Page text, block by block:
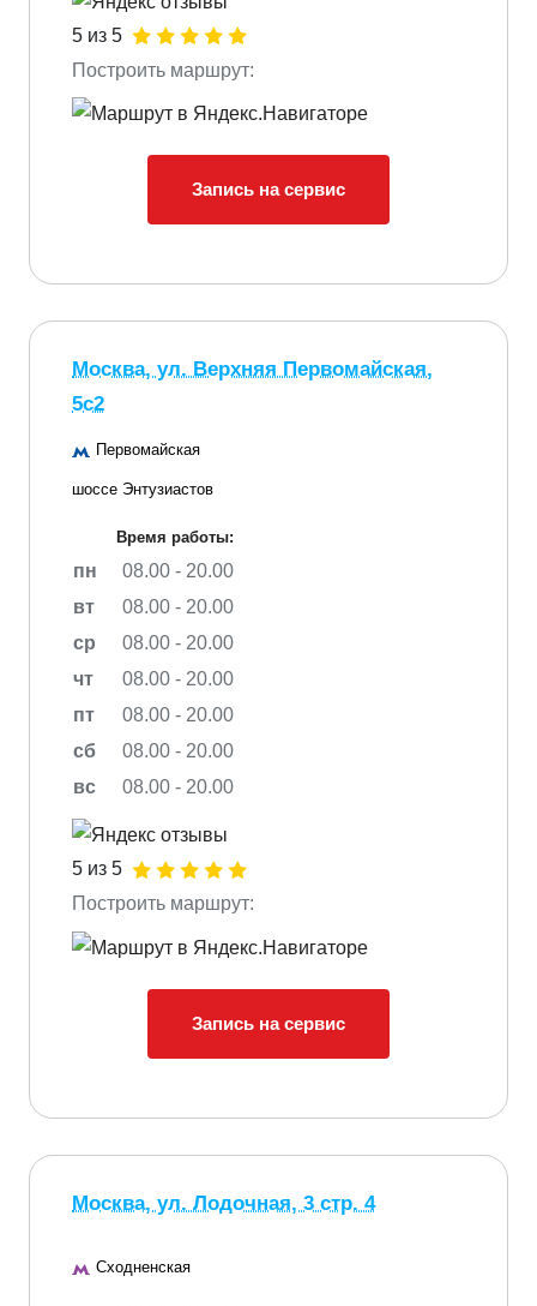
5 из 5
Построить маршрут:
Запись на сервис
Москва, ул. Верхняя Первомайская,
5с2
Первомайская
шоссе Энтузиастов
Время работы:
пн
08.00 - 20.00
вт
08.00 - 20.00
ср
08.00 - 20.00
чт
08.00 - 20.00
пт
08.00 - 20.00
сб
08.00 - 20.00
вс
08.00 - 20.00
5 из 5
Построить маршрут:
Запись на сервис
Москва, ул. Лодочная, 3 стр. 4
Сходненская